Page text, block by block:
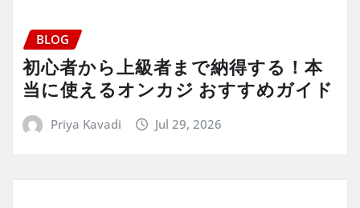
BLOG
初心者から上級者まで納得する！本
当に使えるオンカジ おすすめガイド
Priya Kavadi Jul 29, 2026